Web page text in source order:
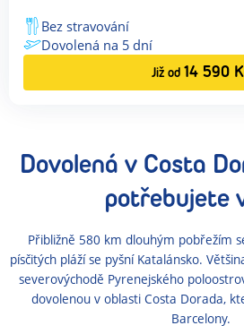
Bez stravování
Dovolená na 5 dní
Již od 14 590
Dovolená v Costa
potřebujete
Přibližně 580 km dlouhým pobřežím
písčitých pláží se pyšní Katalánsko.
severovýchodě Pyrenejského
dovolenou v oblasti Costa Dorada,
Barcelony.